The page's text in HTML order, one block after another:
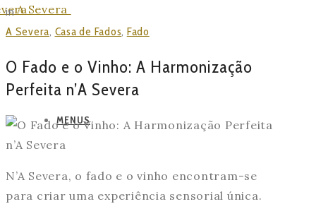
MENUS
in
A Severa, Casa de Fados, Fado
O Fado e o Vinho: A Harmonização
Perfeita n’A Severa
N’A Severa, o fado e o vinho encontram-se
para criar uma experiência sensorial única.